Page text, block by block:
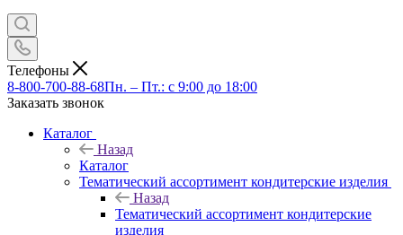
Телефоны
8-800-700-88-68Пн. – Пт.: с 9:00 до 18:00
Заказать звонок
Каталог
Назад
Каталог
Тематический ассортимент кондитерские изделия
Назад
Тематический ассортимент кондитерские
изделия